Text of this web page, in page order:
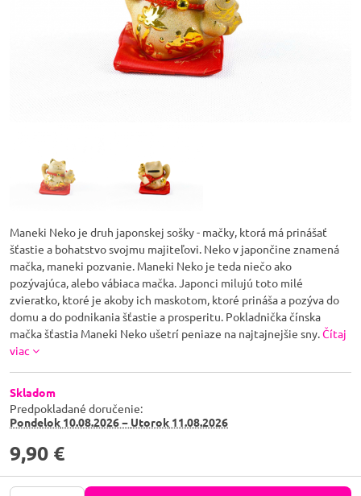
Maneki Neko je druh japonskej sošky - mačky, ktorá má prinášať
šťastie a bohatstvo svojmu majiteľovi. Neko v japončine znamená
mačka, maneki pozvanie. Maneki Neko je teda niečo ako
pozývajúca, alebo vábiaca mačka. Japonci milujú toto milé
zvieratko, ktoré je akoby ich maskotom, ktoré prináša a pozýva do
domu a do podnikania šťastie a prosperitu. Pokladnička čínska
mačka šťastia Maneki Neko ušetrí peniaze na najtajnejšie sny.Čítaj
viac
Skladom
Predpokladané doručenie:
Pondelok 10.08.2026 − Utorok 11.08.2026
9,90 €